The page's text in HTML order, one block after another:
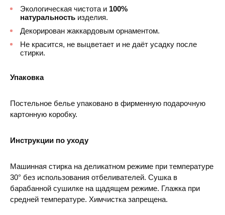
Экологическая чистота и 100%
натуральность изделия.
Декорирован жаккардовым орнаментом.
Не красится, не выцветает и не даёт усадку после
стирки.
Упаковка
Постельное белье упаковано в фирменную подарочную
картонную коробку.
Инструкции по уходу
Машинная стирка на деликатном режиме при температуре
30° без использования отбеливателей. Сушка в
барабанной сушилке на щадящем режиме. Глажка при
средней температуре. Химчистка запрещена.